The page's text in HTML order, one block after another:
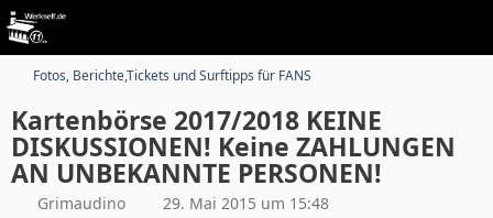
Fotos, Berichte,Tickets und Surftipps für FANS
Kartenbörse 2017/2018 KEINE
DISKUSSIONEN! Keine ZAHLUNGEN
AN UNBEKANNTE PERSONEN!
Grimaudino 29. Mai 2015 um 15:48